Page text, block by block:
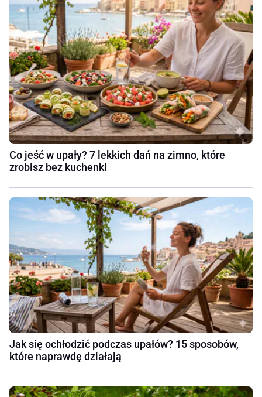
Co jeść w upały? 7 lekkich dań na zimno, które
zrobisz bez kuchenki
Jak się ochłodzić podczas upałów? 15 sposobów,
które naprawdę działają